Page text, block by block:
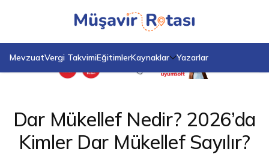
MevzuatVergi TakvimiEğitimlerKaynaklar Yazarlar
Anasayfa
Blog
Dar Mükellef Nedir? 2026’da Kimler Dar Mükellef Sayılır?
Dar Mükellef Nedir? 2026’da
Kimler Dar Mükellef Sayılır?